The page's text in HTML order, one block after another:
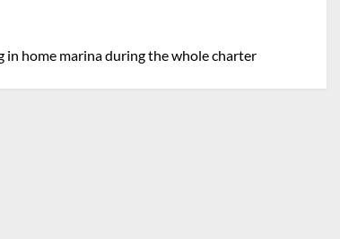
in home marina during the whole charter